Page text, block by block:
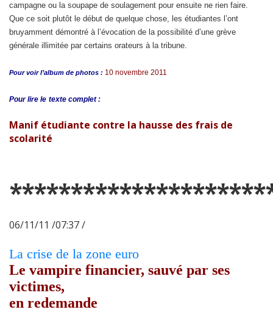
campagne ou la soupape de soulagement pour ensuite ne rien faire.
Que ce soit plutôt le début de quelque chose, les étudiantes l’ont
bruyamment démontré à l’évocation de la possibilité d’une grève
générale illimitée par certains orateurs à la tribune.
Pour voir l’album de photos : 10 novembre 2011
Pour lire le texte complet :
Manif étudiante contre la hausse des frais de
scolarité
06/11/11 /07:37 /
La crise de la zone euro
Le vampire financier, sauvé par ses
victimes,
en redemande